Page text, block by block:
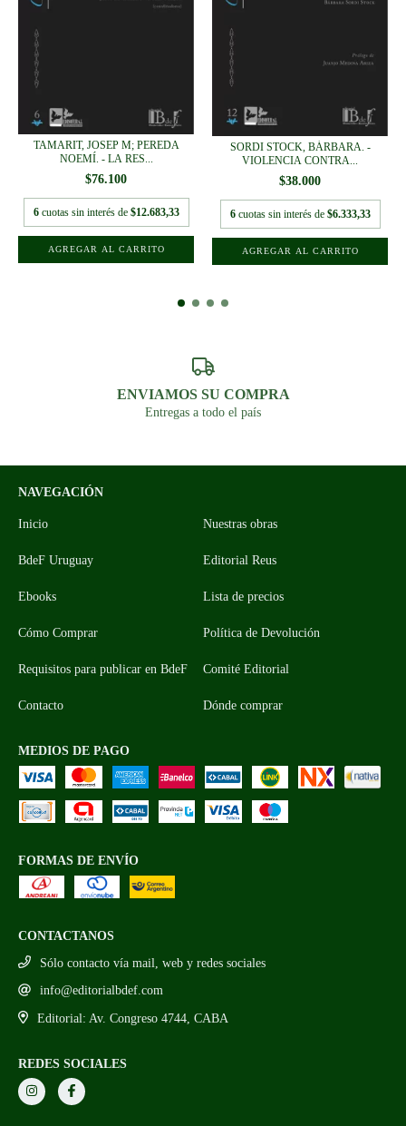
TAMARIT, JOSEP M; PEREDA
NOEMÍ. - LA RES...
$76.100
6 cuotas sin interés de $12.683,33
SORDI STOCK, BÁRBARA. -
VIOLENCIA CONTRA...
$38.000
6 cuotas sin interés de $6.333,33
ENVIAMOS SU COMPRA
Entregas a todo el país
NAVEGACIÓN
Inicio Nuestras obras
BdeF Uruguay Editorial Reus
Ebooks Lista de precios
Cómo Comprar Política de Devolución
Requisitos para publicar en BdeF Comité Editorial
Contacto Dónde comprar
MEDIOS DE PAGO
FORMAS DE ENVÍO
CONTACTANOS
Sólo contacto vía mail, web y redes sociales
info@editorialbdef.com
Editorial: Av. Congreso 4744, CABA
REDES SOCIALES